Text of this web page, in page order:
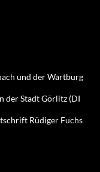
und der Wartburg
der Stadt Görlitz (DI
Rüdiger Fuchs